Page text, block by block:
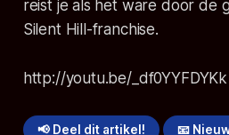
reist je als het ware door de
Silent Hill-franchise.
http://youtu.be/_df0YYFDYKk
📢 Deel dit artikel! 📧